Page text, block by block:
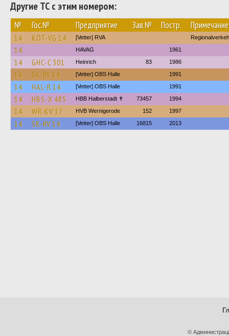
Другие ТС с этим номером:
№ Гос.№ Предприятие Зав.№ Постр. Примечание
14 KÖT-VG 14 [Vetter] RVA
14 HAVAG 1961
14 GHC-C 301 Heinrich 83 1986
14 SK-RV 14 [Vetter] OBS Halle 1991
14 HAL-R 14 [Vetter] OBS Halle 1991
14 HBS-X 485 HBB Halberstadt ✝︎ 73457 1994
14 WR-KV 17 HVB Wernigerode 152 1997
14 SK-RV 14 [Vetter] OBS Halle 16815 2013
©